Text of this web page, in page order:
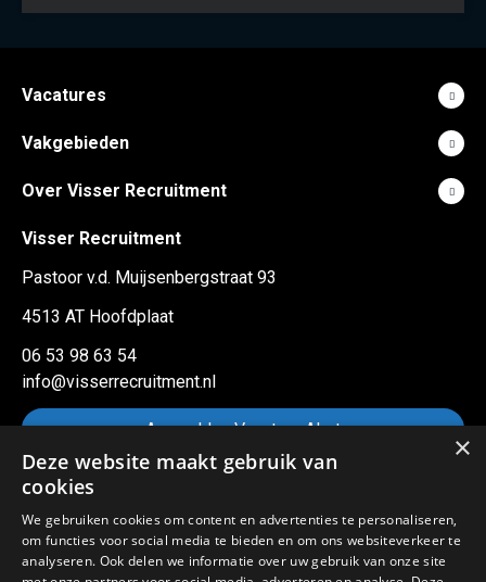
Vacatures
Vakgebieden
Over Visser Recruitment
Visser Recruitment
Pastoor v.d. Muijsenbergstraat 93
4513 AT Hoofdplaat
06 53 98 63 54
info@visserrecruitment.nl
Aanmelden Vacature Alert
Sitemap
Privacy statement
×
Deze website maakt gebruik van
cookies
We gebruiken cookies om content en advertenties te personaliseren,
om functies voor social media te bieden en om ons websiteverkeer te
analyseren. Ook delen we informatie over uw gebruik van onze site